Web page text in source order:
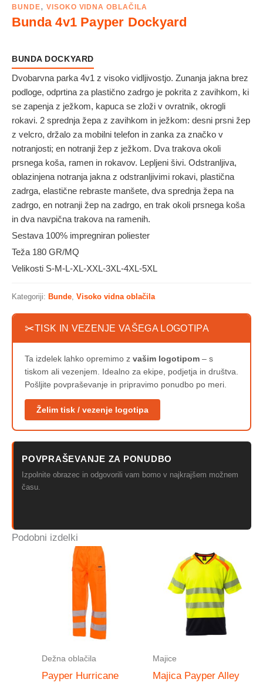
BUNDE, VISOKO VIDNA OBLAČILA
Bunda 4v1 Payper Dockyard
BUNDA DOCKYARD
Dvobarvna parka 4v1 z visoko vidljivostjo. Zunanja jakna brez
podloge, odprtina za plastično zadrgo je pokrita z zavihkom, ki
se zapenja z ježkom, kapuca se zloži v ovratnik, okrogli
rokavi. 2 sprednja žepa z zavihkom in ježkom: desni prsni žep
z velcro, držalo za mobilni telefon in zanka za značko v
notranjosti; en notranji žep z ježkom. Dva trakova okoli
prsnega koša, ramen in rokavov. Lepljeni šivi. Odstranljiva,
oblazinjena notranja jakna z odstranljivimi rokavi, plastična
zadrga, elastične rebraste manšete, dva sprednja žepa na
zadrgo, en notranji žep na zadrgo, en trak okoli prsnega koša
in dva navpična trakova na ramenih.
Sestava 100% impregniran poliester
Teža 180 GR/MQ
Velikosti S-M-L-XL-XXL-3XL-4XL-5XL
Kategoriji: Bunde Visoko vidna oblačila
✂TISK IN VEZENJE VAŠEGA LOGOTIPA
Ta izdelek lahko opremimo z vašim logotipom – s
tiskom ali vezenjem. Idealno za ekipe, podjetja in društva.
Pošljite povpraševanje in pripravimo ponudbo po meri.
Želim tisk / vezenje logotipa
POVPRAŠEVANJE ZA PONUDBO
Izpolnite obrazec in odgovorili vam bomo v najkrajšem možnem
času.
Podobni izdelki
Dežna oblačila
Payper Hurricane
Majice
Majica Payper Alley